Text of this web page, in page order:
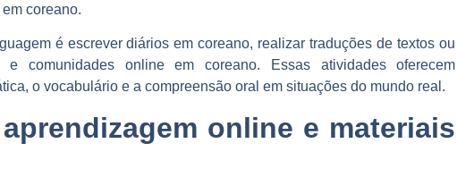
coreano.
é escrever diários em coreano, realizar traduções de textos ou
comunidades online em coreano. Essas atividades oferecem
o vocabulário e a compreensão oral em situações do mundo real.
online e materiais